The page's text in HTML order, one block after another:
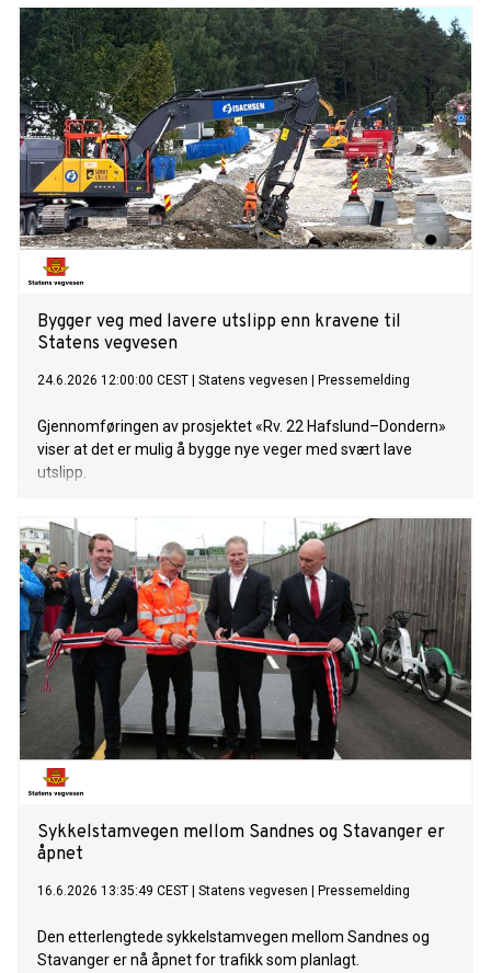
Bygger veg med lavere utslipp enn kravene til
Statens vegvesen
24.6.2026 12:00:00 CEST Statens vegvesen Pressemelding
Gjennomføringen av prosjektet «Rv. 22 Hafslund–Dondern»
viser at det er mulig å bygge nye veger med svært lave
utslipp.
Sykkelstamvegen mellom Sandnes og Stavanger er
åpnet
16.6.2026 13:35:49 CEST Statens vegvesen Pressemelding
Den etterlengtede sykkelstamvegen mellom Sandnes og
Stavanger er nå åpnet for trafikk som planlagt.